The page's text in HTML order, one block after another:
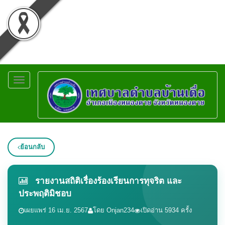
Toggle
navigation
ย้อนกลับ
รายงานสถิติเรื่องร้องเรียนการทุจริต และ
ประพฤติมิชอบ
เผยแพร่ 16 เม.ย. 2567 โดย Onjan234 เปิดอ่าน 5934 ครั้ง